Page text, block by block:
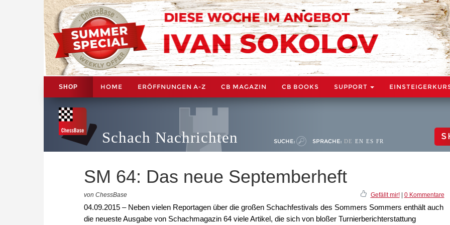
SHOP HOME ERÖFFNUNGEN A-Z CB MAGAZIN CB BOOKS SUPPORT
Schach Nachrichten SUCHE: SPRACHE: DE EN ES FR
SM 64: Das neue Septemberheft
von ChessBase Gefällt mir!| 0 Kommentare
04.09.2015 – Neben vielen Reportagen über die großen Schachfestivals des Sommers Sommers enthält auch
die neueste Ausgabe von Schachmagazin 64 viele Artikel, die sich von bloßer Turnierberichterstattung